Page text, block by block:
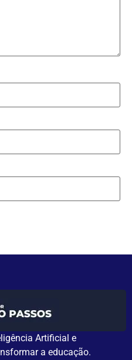
Artificial e
a educação.